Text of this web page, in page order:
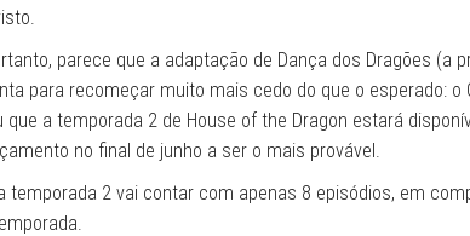
parece que a adaptação de Dança dos Dragões (a
para recomeçar muito mais cedo do que o esperado: o
que a temporada 2 de House of the Dragon estará
no final de junho a ser o mais provável.
temporada 2 vai contar com apenas 8 episódios, em